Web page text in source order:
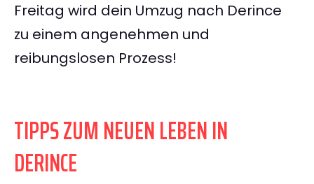
Freitag wird dein Umzug nach Derince
zu einem angenehmen und
reibungslosen Prozess!
TIPPS ZUM NEUEN LEBEN IN
DERINCE